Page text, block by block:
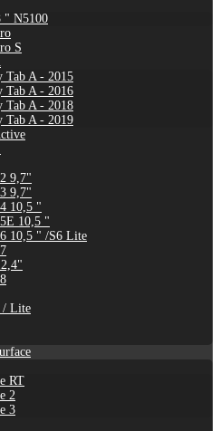
" N5100
S
Tab A - 2015
Tab A - 2016
Tab A - 2018
Tab A - 2019
9,7"
9,7"
10,5 "
10,5 "
10,5 " /S6 Lite
/ Lite
RT
2
3